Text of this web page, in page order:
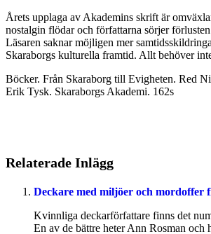
Årets upplaga av Akademins skrift är
nostalgin flödar och författarna sörjer
Läsaren saknar möjligen mer
Skaraborgs kulturella framtid. Allt behöver
Böcker. Från Skaraborg till Evigheten. Red
Erik Tysk. Skaraborgs Akademi. 162s
Relaterade Inlägg
Deckare med miljöer och mordoffer
Kvinnliga deckarförfattare finns det
En av de bättre heter Ann Rosman och